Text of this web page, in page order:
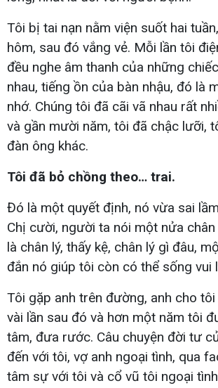
Tôi bị tai nạn nằm viện suốt hai
hôm, sau đó vắng vẻ. Mỗi lần tôi
đều nghe âm thanh của những
nhau, tiếng ồn của bàn nhậu, đó là
nhớ. Chúng tôi đã cãi vã nhau rất
và gần mười năm, tôi đã chậc lưỡi,
đàn ông khác.
Tôi đã bỏ chồng theo… trai.
Đó là một quyết định, nó vừa sai
Chị cười, người ta nói một nửa chân
là chân lý, thấy kệ, chân lý gì đâu,
đắn nó giúp tôi còn có thể sống vui
Tôi gặp anh trên đường, anh cho
vài lần sau đó và hơn một năm tôi
tâm, đưa rước. Câu chuyện đời tư
đến với tôi, vợ anh ngoại tình, qua
tâm sự với tôi và cổ vũ tôi ngoại